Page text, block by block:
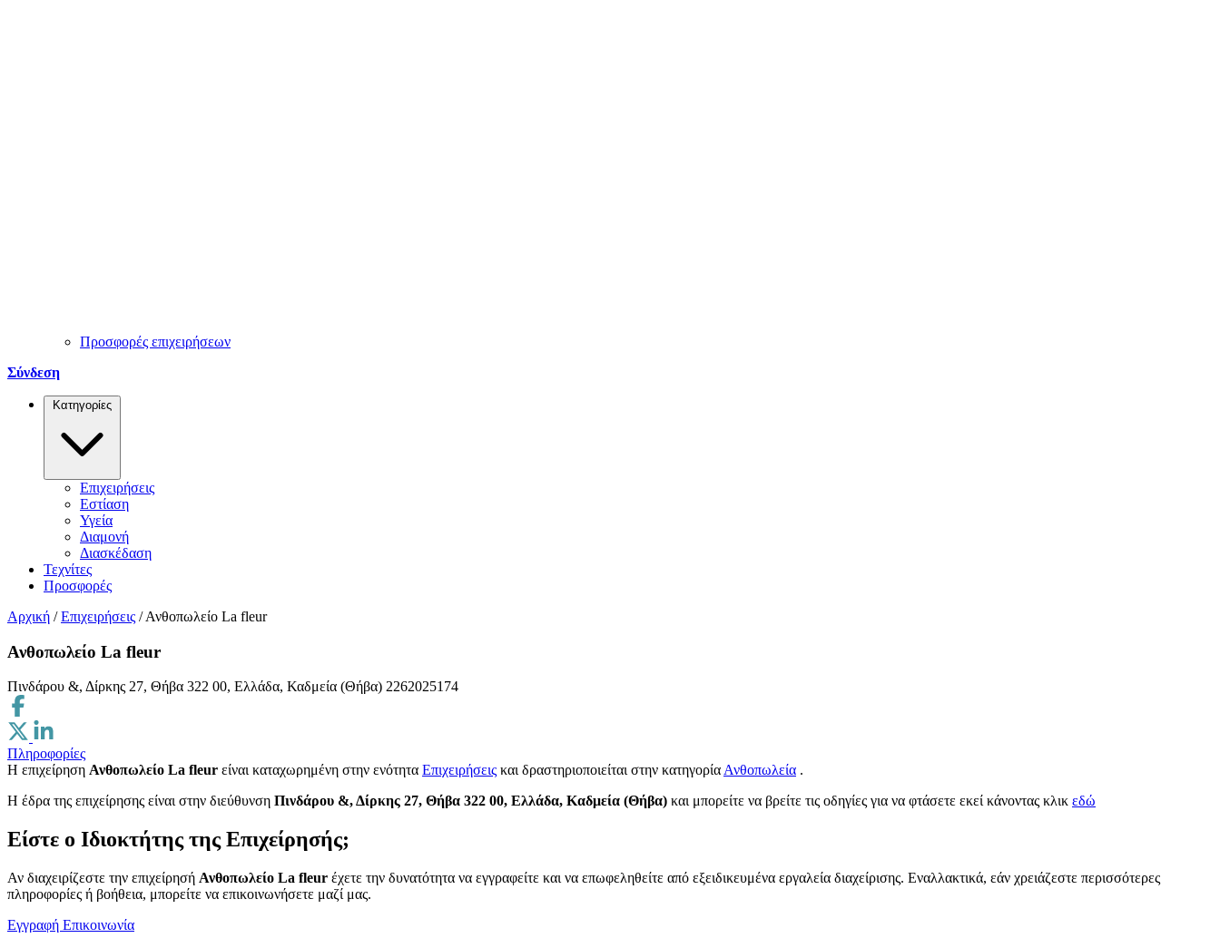
Προσφορές επιχειρήσεων
Σύνδεση
Κατηγορίες
Επιχειρήσεις
Εστίαση
Υγεία
Διαμονή
Διασκέδαση
Τεχνίτες
Προσφορές
Αρχική / Επιχειρήσεις / Ανθοπωλείο La fleur
Ανθοπωλείο La fleur
Πινδάρου &, Δίρκης 27, Θήβα 322 00, Ελλάδα, Καδμεία (Θήβα) 2262025174
Πληροφορίες
Η επιχείρηση Ανθοπωλείο La fleur είναι καταχωρημένη στην ενότητα Επιχειρήσεις και δραστηριοποιείται στην κατηγορίαΑνθοπωλεία .
H έδρα της επιχείρησης είναι στην διεύθυνση Πινδάρου &, Δίρκης 27, Θήβα 322 00, Ελλάδα, Καδμεία (Θήβα) και μπορείτε να βρείτε τις οδηγίες για να φτάσετε εκεί κάνοντας κλικ εδώ
Είστε ο Ιδιοκτήτης της Επιχείρησής;
Αν διαχειρίζεστε την επιχείρησή Ανθοπωλείο La fleur έχετε την δυνατότητα να εγγραφείτε και να επωφεληθείτε από εξειδικευμένα εργαλεία διαχείρισης. Εναλλακτικά, εάν χρειάζεστε περισσότερες
πληροφορίες ή βοήθεια, μπορείτε να επικοινωνήσετε μαζί μας.
Εγγραφή Επικοινωνία